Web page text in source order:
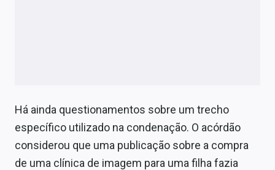
Há ainda questionamentos sobre um trecho
específico utilizado na condenação. O acórdão
considerou que uma publicação sobre a compra
de uma clínica de imagem para uma filha fazia